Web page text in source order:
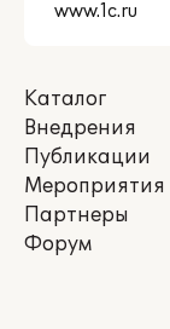
Каталог
Внедрения
Публикации
Мероприятия
Партнеры
Форум